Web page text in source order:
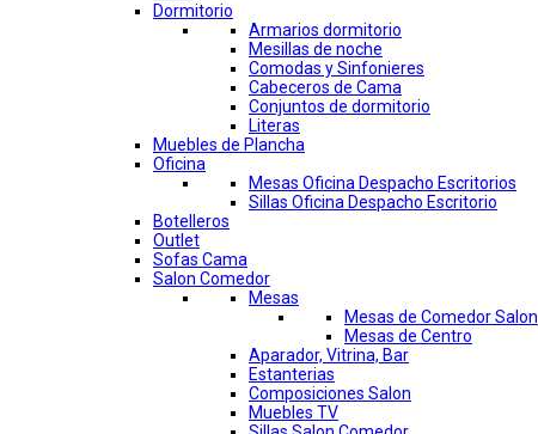
Dormitorio
Armarios dormitorio
Mesillas de noche
Comodas y Sinfonieres
Cabeceros de Cama
Conjuntos de dormitorio
Literas
Muebles de Plancha
Oficina
Mesas Oficina Despacho Escritorios
Sillas Oficina Despacho Escritorio
Botelleros
Outlet
Sofas Cama
Salon Comedor
Mesas
Mesas de Comedor Salon
Mesas de Centro
Aparador, Vitrina, Bar
Estanterias
Composiciones Salon
Muebles TV